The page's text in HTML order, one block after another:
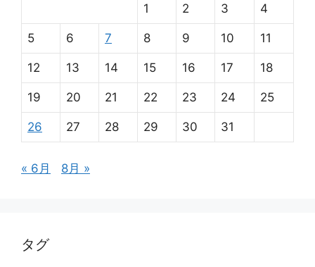
1 2 3 4
5 6 7 8 9 10 11
12 13 14 15 16 17 18
19 20 21 22 23 24 25
26 27 28 29 30 31
« 6月 8月 »
タグ